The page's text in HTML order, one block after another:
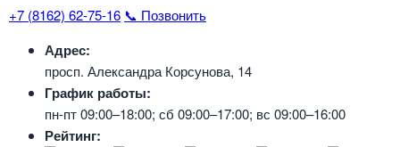
+7 (8162) 62-75-16 📞 Позвонить
Адрес:
просп. Александра Корсунова, 14
График работы:
пн-пт 09:00–18:00; сб 09:00–17:00; вс 09:00–16:00
Рейтинг: